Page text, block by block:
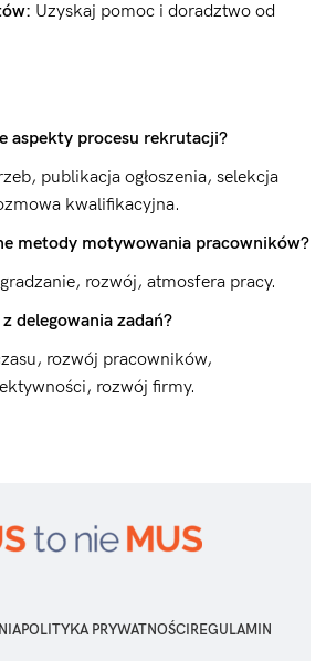
Uzyskaj pomoc i doradztwo od
aspekty procesu rekrutacji?
publikacja ogłoszenia, selekcja
kwalifikacyjna.
metody motywowania pracowników?
rozwój, atmosfera pracy.
delegowania zadań?
rozwój pracowników,
rozwój firmy.
POLITYKA PRYWATNOŚCIREGULAMIN